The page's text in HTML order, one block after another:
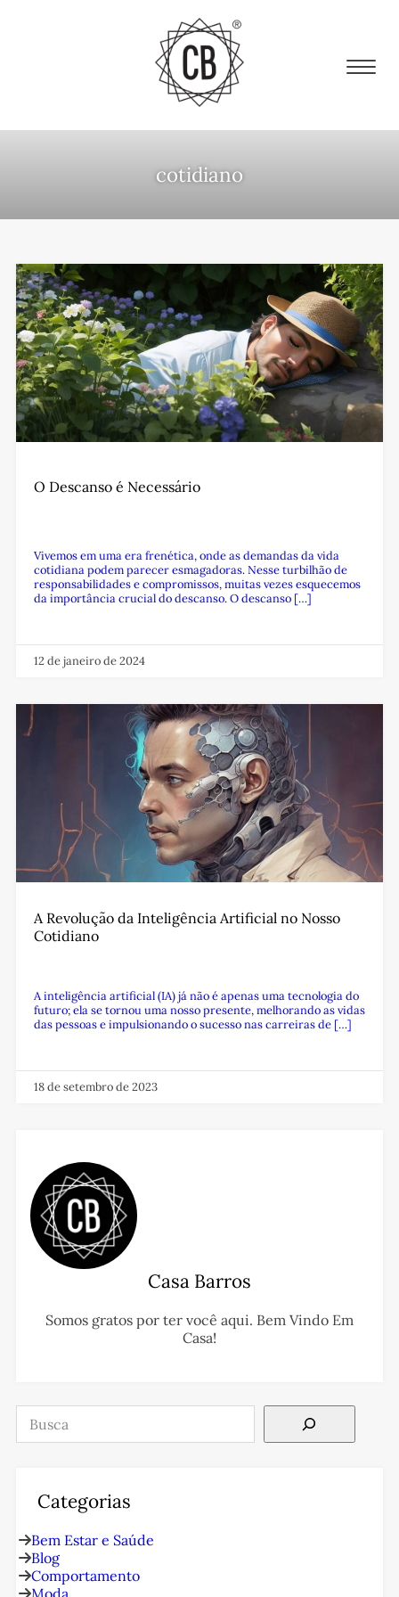
cotidiano
O Descanso é Necessário
Vivemos em uma era frenética, onde as demandas da vida
cotidiana podem parecer esmagadoras. Nesse turbilhão de
responsabilidades e compromissos, muitas vezes esquecemos
da importância crucial do descanso. O descanso […]
12 de janeiro de 2024
A Revolução da Inteligência Artificial no Nosso
Cotidiano
A inteligência artificial (IA) já não é apenas uma tecnologia do
futuro; ela se tornou uma nosso presente, melhorando as vidas
das pessoas e impulsionando o sucesso nas carreiras de […]
18 de setembro de 2023
Casa Barros
Somos gratos por ter você aqui. Bem Vindo Em
Casa!
Pesquisar
Categorias
Bem Estar e Saúde
Blog
Comportamento
Moda